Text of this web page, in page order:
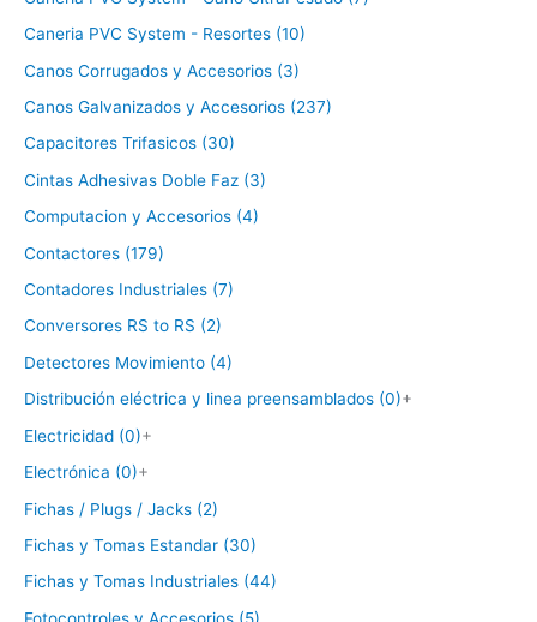
Caneria PVC System - Resortes (10)
Canos Corrugados y Accesorios (3)
Canos Galvanizados y Accesorios (237)
Capacitores Trifasicos (30)
Cintas Adhesivas Doble Faz (3)
Computacion y Accesorios (4)
Contactores (179)
Contadores Industriales (7)
Conversores RS to RS (2)
Detectores Movimiento (4)
Distribución eléctrica y linea preensamblados (0)+
Electricidad (0)+
Electrónica (0)+
Fichas / Plugs / Jacks (2)
Fichas y Tomas Estandar (30)
Fichas y Tomas Industriales (44)
Fotocontroles y Accesorios (5)